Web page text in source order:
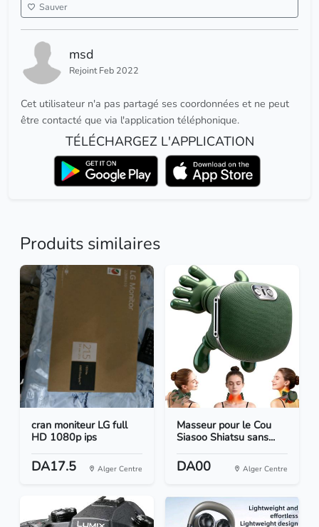
Sauver
msd
Rejoint Feb 2022
Cet utilisateur n'a pas partagé ses coordonnées et ne peut
être contacté que via l'application téléphonique.
TÉLÉCHARGEZ L'APPLICATION
Produits similaires
cran moniteur LG full
HD 1080p ips
DA17.5 Alger Centre
Masseur pour le Cou
Siasoo Shiatsu sans...
DA00 Alger Centre